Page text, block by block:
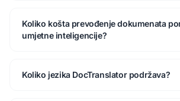
Koliko košta prevođenje dokumenata
umjetne inteligencije?
Koliko jezika DocTranslator podržava?